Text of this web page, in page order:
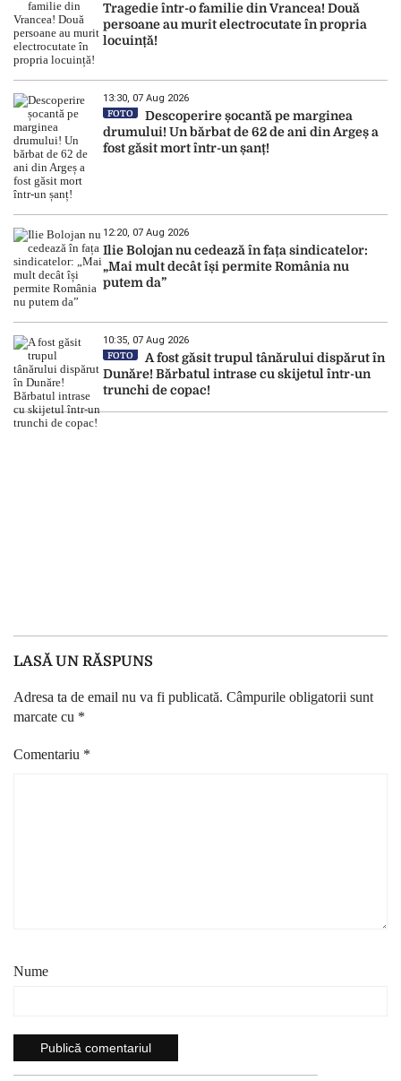
Tragedie într-o familie din Vrancea! Două
persoane au murit electrocutate în propria
locuință!
13:30, 07 Aug 2026
FOTO
Descoperire șocantă pe marginea
drumului! Un bărbat de 62 de ani din Argeș a
fost găsit mort într-un șanț!
12:20, 07 Aug 2026
Ilie Bolojan nu cedează în fața sindicatelor:
„Mai mult decât își permite România nu
putem da”
10:35, 07 Aug 2026
FOTO
A fost găsit trupul tânărului dispărut în
Dunăre! Bărbatul intrase cu skijetul într-un
trunchi de copac!
LASĂ UN RĂSPUNS
Adresa ta de email nu va fi publicată. Câmpurile obligatorii sunt
marcate cu *
Comentariu *
Nume